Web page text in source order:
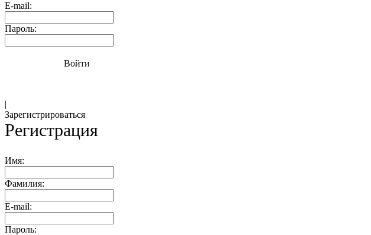
E-mail:
Пароль:
Войти
|
Зарегистрироваться
Регистрация
Имя:
Фамилия:
E-mail:
Пароль: